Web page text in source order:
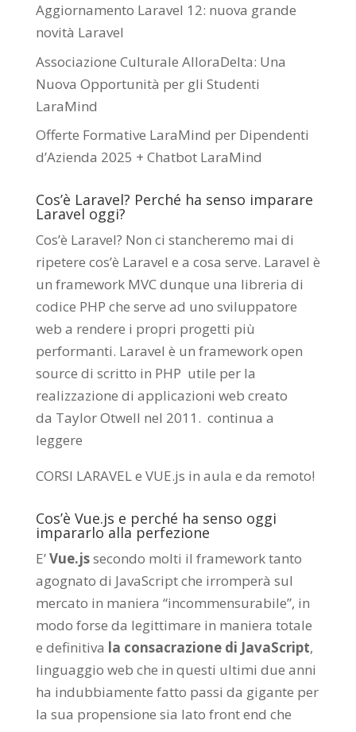
Aggiornamento Laravel 12: nuova grande
novità Laravel
Associazione Culturale AlloraDelta: Una
Nuova Opportunità per gli Studenti
LaraMind
Offerte Formative LaraMind per Dipendenti
d’Azienda 2025 + Chatbot LaraMind
Cos’è Laravel? Perché ha senso imparare
Laravel oggi?
Cos’è Laravel? Non ci stancheremo mai di
ripetere cos’è Laravel e a cosa serve. Laravel è
un framework MVC dunque una libreria di
codice PHP che serve ad uno sviluppatore
web a rendere i propri progetti più
performanti. Laravel è un framework open
source di scritto in PHP utile per la
realizzazione di applicazioni web creato
da Taylor Otwell nel 2011. continua a
leggere
CORSI LARAVEL e VUE.js in aula e da remoto!
Cos’è Vue.js e perché ha senso oggi
impararlo alla perfezione
E’Vue.jssecondo molti il framework tanto
agognato di JavaScript che irromperà sul
mercato in maniera “incommensurabile”, in
modo forse da legittimare in maniera totale
e definitiva la consacrazione di JavaScript,
linguaggio web che in questi ultimi due anni
ha indubbiamente fatto passi da gigante per
la sua propensione sia lato front end che